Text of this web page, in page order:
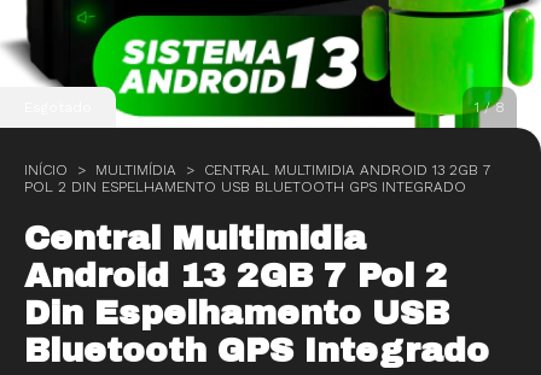
1/8
INÍCIO > MULTIMÍDIA >
CENTRAL MULTIMIDIA ANDROID 13 2GB 7
POL 2 DIN ESPELHAMENTO USB BLUETOOTH GPS INTEGRADO
Central Multimidia
Android 13 2GB 7 Pol 2
Din Espelhamento USB
Bluetooth GPS Integrado